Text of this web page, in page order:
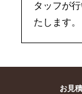
タッフが
たします。
お見